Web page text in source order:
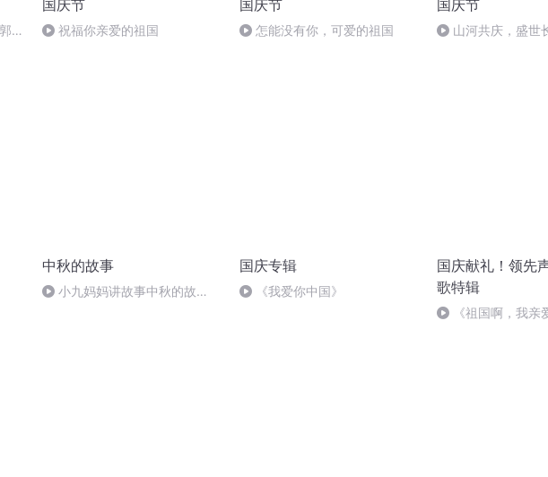
国庆节
祝福你亲爱的祖国
国庆节
怎能没有你，可爱的祖国
国庆节
山河共庆，盛世
中秋的故事
小九妈妈讲故事中秋的故
国庆专辑
《我爱你中国》
国庆献礼！领先
歌特辑
《祖国啊，我亲